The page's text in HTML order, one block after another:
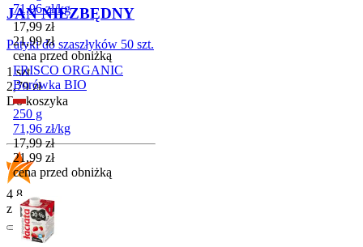
71,96 zł/kg
Cena promocyjna
17,99 zł
21,99 zł
cena przed obniżką
FRISCO ORGANIC
Borówka BIO
250 g
71,96 zł/kg
Cena promocyjna
17,99 zł
21,99 zł
cena przed obniżką
JAN NIEZBĘDNY
Patyki do szaszłyków 50 szt.
1 szt
Cena
2,79 zł
Do koszyka
4.8
z 54 opinii